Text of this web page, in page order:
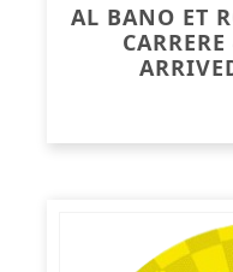
AL BANO ET